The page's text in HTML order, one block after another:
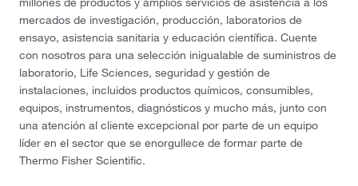
mercados de investigación, producción, laboratorios de
ensayo, asistencia sanitaria y educación científica. Cuente
con nosotros para una selección inigualable de suministros de
laboratorio, Life Sciences, seguridad y gestión de
instalaciones, incluidos productos químicos, consumibles,
equipos, instrumentos, diagnósticos y mucho más, junto con
una atención al cliente excepcional por parte de un equipo
líder en el sector que se enorgullece de formar parte de
Thermo Fisher Scientific.